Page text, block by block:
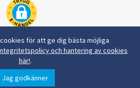
för att ge dig bästa möjliga
och hantering av cookies
här!.
Jag godkänner
AB, Box 54, 296 21 Åhus
044-22 54 90
tillhör Rinkaby Rör AB